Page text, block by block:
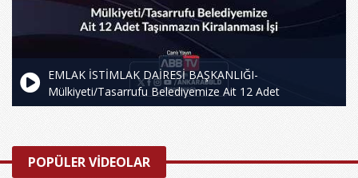
EMLAK İSTİMLAK DAİRESİ BAŞKANLIĞI-
Mülkiyeti/Tasarrufu Belediyemize Ait 12 Adet
Taşınmazın Kiralanması İşi
POPÜLER VİDEOLAR